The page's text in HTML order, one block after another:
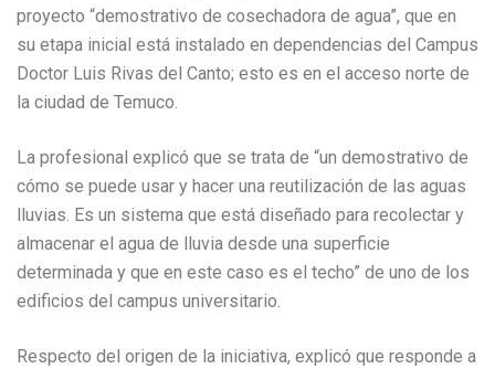
proyecto “demostrativo de cosechadora de agua”, que en
su etapa inicial está instalado en dependencias del Campus
Doctor Luis Rivas del Canto; esto es en el acceso norte de
la ciudad de Temuco.
La profesional explicó que se trata de “un demostrativo de
cómo se puede usar y hacer una reutilización de las aguas
lluvias. Es un sistema que está diseñado para recolectar y
almacenar el agua de lluvia desde una superficie
determinada y que en este caso es el techo” de uno de los
edificios del campus universitario.
Respecto del origen de la iniciativa, explicó que responde a